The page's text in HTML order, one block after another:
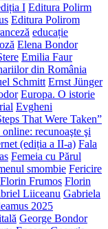
I Editura Polirm
Editura Polirom
educație
Elena Bondor
Emilia Faur
din România
Schmitt Ernst Jünger
Europa. O istorie
Evgheni
That Were Taken”
recunoaşte şi
(ediția a II-a) Fala
Femeia cu Părul
smombie Fericire
Florin Frumos Florin
Liiceanu Gabriela
2025
George Bondor